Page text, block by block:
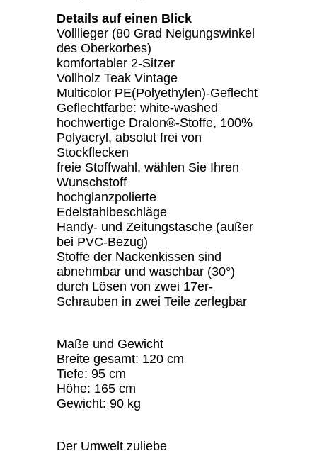
Details auf einen Blick
Volllieger (80 Grad Neigungswinkel
des Oberkorbes)
komfortabler 2-Sitzer
Vollholz Teak Vintage
Multicolor PE(Polyethylen)-Geflecht
Geflechtfarbe: white-washed
hochwertige Dralon®-Stoffe, 100%
Polyacryl, absolut frei von
Stockflecken
freie Stoffwahl, wählen Sie Ihren
Wunschstoff
hochglanzpolierte
Edelstahlbeschläge
Handy- und Zeitungstasche (außer
bei PVC-Bezug)
Stoffe der Nackenkissen sind
abnehmbar und waschbar (30°)
durch Lösen von zwei 17er-
Schrauben in zwei Teile zerlegbar
Maße und Gewicht
Breite gesamt: 120 cm
Tiefe: 95 cm
Höhe: 165 cm
Gewicht: 90 kg
Der Umwelt zuliebe